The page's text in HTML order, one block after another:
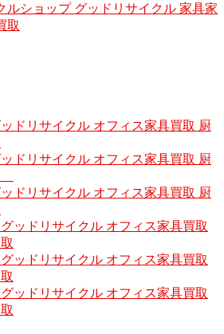
ルショップ グッドリサイクル 家具家
取
ドリサイクル オフィス家具買取 厨
ドリサイクル オフィス家具買取 厨
ドリサイクル オフィス家具買取 厨
ッドリサイクル オフィス家具買取
ッドリサイクル オフィス家具買取
ッドリサイクル オフィス家具買取